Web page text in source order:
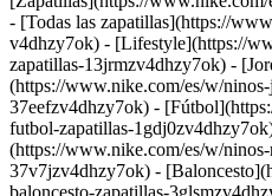
- [Todas las zapatillas](https://
v4dhzy7ok) - [Lifestyle](https://
zapatillas-13jrmzv4dhzy7ok) -
(https://www.nike.com/es/w/
37eefzv4dhzy7ok) -
futbol-zapatillas-
(https://www.nike.com/es/w/
37v7jzv4dhzy7ok) -
baloncesto-zapatillas-